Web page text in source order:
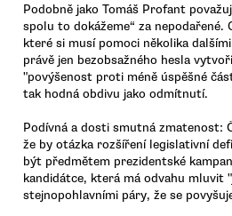
Podobně jako Tomáš Profant
spolu to dokážeme“ za nepodařené.
které si musí pomoci několika
právě jen bezobsažného hesla
"povýšenost proti méně úspěšné
tak hodná obdivu jako odmítnutí.
Podívná a dosti smutná zmatenost:
že by otázka rozšíření legislativní
být předmětem prezidentské
kandidátce, která má odvahu mluvit
stejnopohlavními páry, že se